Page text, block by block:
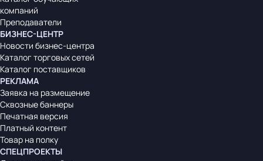
компаний
Преподаватели
БИЗНЕС-ЦЕНТР
Новости бизнес-центра
Каталог торговых сетей
Каталог поставщиков
РЕКЛАМА
Заявка на размещение
Сквозные баннеры
Печатная версия
Платный контент
Товар на полку
СПЕЦПРОЕКТЫ